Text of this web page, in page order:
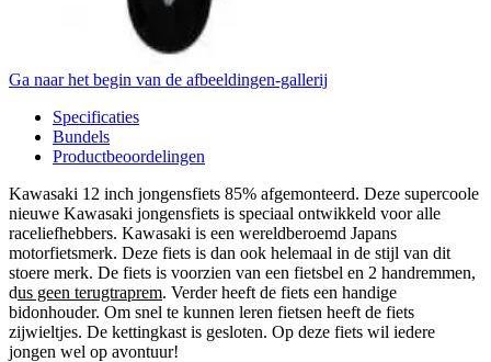
Ga naar het begin van de afbeeldingen-gallerij
Specificaties
Bundels
Productbeoordelingen
Kawasaki 12 inch jongensfiets 85% afgemonteerd. Deze supercoole
nieuwe Kawasaki jongensfiets is speciaal ontwikkeld voor alle
raceliefhebbers. Kawasaki is een wereldberoemd Japans
motorfietsmerk. Deze fiets is dan ook helemaal in de stijl van dit
stoere merk. De fiets is voorzien van een fietsbel en 2 handremmen,
dus geen terugtraprem. Verder heeft de fiets een handige
bidonhouder. Om snel te kunnen leren fietsen heeft de fiets
zijwieltjes. De kettingkast is gesloten. Op deze fiets wil iedere
jongen wel op avontuur!